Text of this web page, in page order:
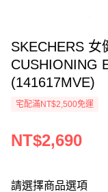
SKECHERS 女
CUSHIONING
(141617MVE)
宅配滿NT$2,500免運
NT$2,690
請選擇商品選項